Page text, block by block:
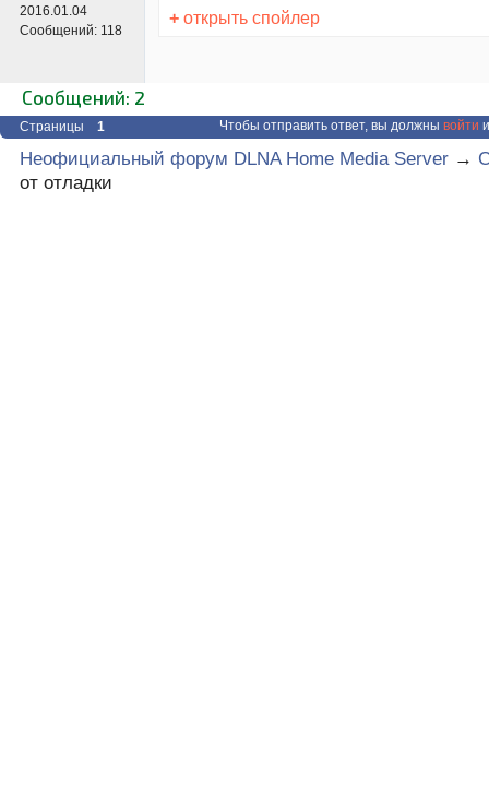
2016.01.04
Сообщений: 118
+ открыть спойлер
Сообщений: 2
Страницы 1 Чтобы отправить ответ, вы должны войти
Неофициальный форум DLNA Home Media Server →
от отладки